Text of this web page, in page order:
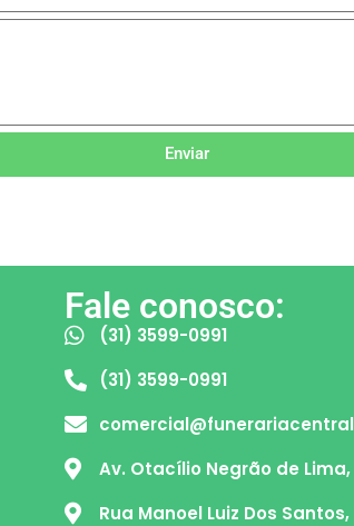
Enviar
Fale conosco:
(31) 3599-0991
(31) 3599-0991
Av. Otacílio Negrão de Lima,
Rua Manoel Luiz Dos